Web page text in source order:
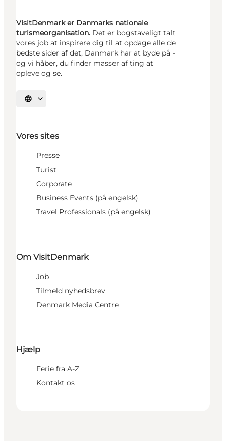
VisitDenmark er Danmarks nationale
turismeorganisation. Det er bogstaveligt talt
vores job at inspirere dig til at opdage alle de
bedste sider af det, Danmark har at byde på -
og vi håber, du finder masser af ting at
opleve og se.
Vælg sprog
Vores sites
Presse
Turist
Corporate
Business Events (på engelsk)
Travel Professionals (på engelsk)
Om VisitDenmark
Job
Tilmeld nyhedsbrev
Denmark Media Centre
Hjælp
Ferie fra A-Z
Kontakt os